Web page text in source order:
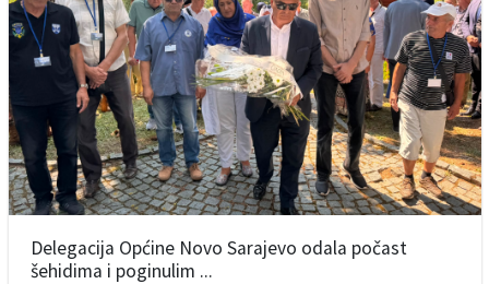
Delegacija Općine Novo Sarajevo odala počast
šehidima i poginulim ...